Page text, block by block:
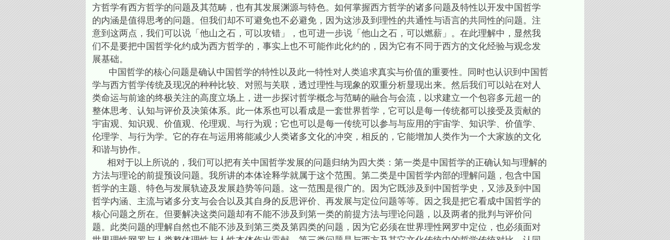
方哲学有西方哲学的问题及其范畴，也有其发展渊源与特色。如何掌握西方哲学的诸多问题及特性以开发中国哲学
的内涵是值得思考的问题。但我们却不可避免也不必避免，因为这涉及到理性的共通性与语言的共同性的问题。注
意到这两点，我们可以说「他山之石，可以攻错」，也可进一步说「他山之石，可以燃薪」。在此理解中，显然我
们不是要把中国哲学化约成为西方哲学的，事实上也不可能作此化约的，因为它有不同于西方的文化经验与观念发
展基础。
中国哲学的核心问题是确认中国哲学的特性以及此一特性对人类追求真实与价值的重要性。同时也认识到中国哲
学与西方哲学传统及现况的种种比较、对照与关联，透过理性与现象的双重分析显现出来。然后我们可以站在对人
类命运与前途的终极关注的高度立场上，进一步探讨哲学概念与范畴的融合与会流，以求建立一个包容多元超一的
整体思考、认知与评价及决策体系。此一体系也可以看成是一套世界哲学，它可以是每一传统都可以接受及贡献的
宇宙观、知识观、价值观、伦理观、与行为观；它也可以是每一传统可以参与与应用的宇宙学、知识学、价值学、
伦理学、与行为学。它的存在与运用将能减少人类诸多文化的冲突，相反的，它能增加人类作为一个大家族的文化
和谐与协作。
相对于以上所说的，我们可以把有关中国哲学发展的问题归纳为四大类：第一类是中国哲学的正确认知与理解的
方法与理论的前提预设问题。我所讲的本体诠释学就属于这个范围。第二类是中国哲学内部的理解问题，包含中国
哲学的主题、特色与发展轨迹及发展趋势等问题。这一范围是很广的。因为它既涉及到中国哲学史，又涉及到中国
哲学内涵、主流与诸多分支与会合以及其自身的反思评价、再发展与定位问题等等。因之我是把它看成中国哲学的
核心问题之所在。但要解决这类问题却有不能不涉及到第一类的前提方法与理论问题，以及两者的批判与评价问
题。此类问题的理解自然也不能不涉及到第三类及第四类的问题，因为它必须在世界理性网罗中定位，也必须面对